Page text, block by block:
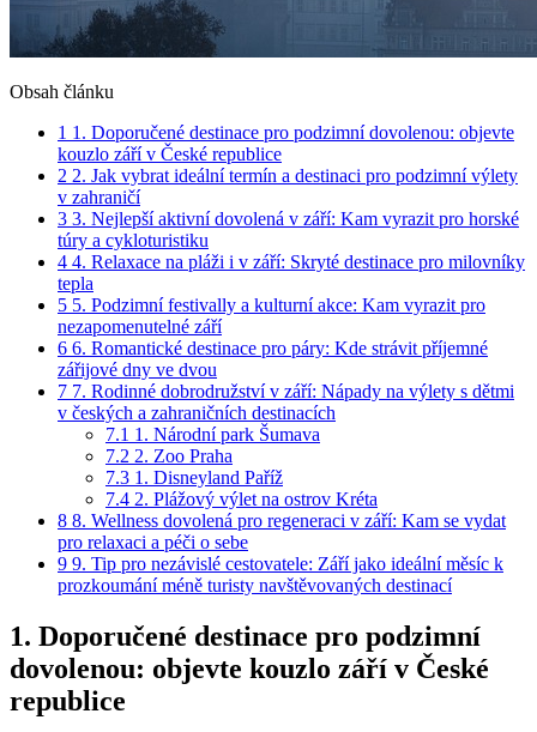
Obsah článku
1 1. Doporučené ​destinace pro podzimní ​dovolenou: ‍objevte
kouzlo září‌ v České republice
2 2. Jak‌ vybrat ideální termín a destinaci pro podzimní výlety
v zahraničí
3 3.‍ Nejlepší aktivní dovolená ⁤v září: ‍Kam vyrazit ⁣pro horské
túry a cykloturistiku
4 4. Relaxace na⁤ pláži ‍i​ v září: Skryté destinace pro milovníky
tepla
5 5. Podzimní festivally a kulturní akce: Kam vyrazit pro
nezapomenutelné září
6 6. Romantické destinace pro páry: Kde strávit příjemné
zářijové dny ve dvou
7 7. Rodinné dobrodružství v září: Nápady na výlety s dětmi⁣
v českých a zahraničních destinacích
7.1 1. Národní park⁣ Šumava
7.2 2. Zoo Praha
7.3 1. Disneyland ⁤Paříž
7.4 2. Plážový výlet na ostrov ‍Kréta
8 8. Wellness dovolená pro regeneraci ‌v září:‍ Kam se vydat⁣
pro relaxaci a ⁤péči‍ o ‌sebe
9 9. Tip pro nezávislé cestovatele: ⁤Září jako⁣ ideální měsíc k
prozkoumání méně turisty navštěvovaných destinací
1. Doporučené ​destinace pro podzimní ​
dovolenou: ‍objevte kouzlo září‌ v České
republice